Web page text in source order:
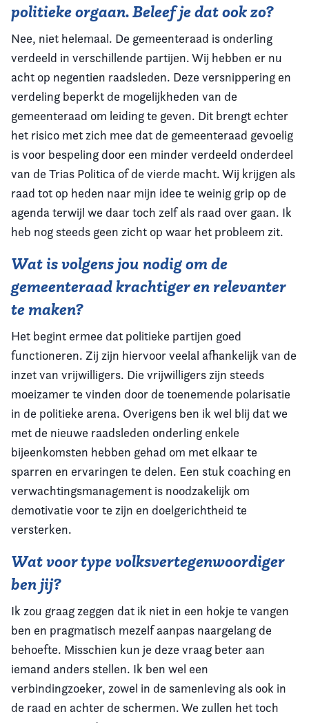
politieke orgaan. Beleef je dat ook zo?
Nee, niet helemaal. De gemeenteraad is onderling
verdeeld in verschillende partijen. Wij hebben er nu
acht op negentien raadsleden. Deze versnippering en
verdeling beperkt de mogelijkheden van de
gemeenteraad om leiding te geven. Dit brengt echter
het risico met zich mee dat de gemeenteraad gevoelig
is voor bespeling door een minder verdeeld onderdeel
van de Trias Politica of de vierde macht. Wij krijgen als
raad tot op heden naar mijn idee te weinig grip op de
agenda terwijl we daar toch zelf als raad over gaan. Ik
heb nog steeds geen zicht op waar het probleem zit.
Wat is volgens jou nodig om de
gemeenteraad krachtiger en relevanter
te maken?
Het begint ermee dat politieke partijen goed
functioneren. Zij zijn hiervoor veelal afhankelijk van de
inzet van vrijwilligers. Die vrijwilligers zijn steeds
moeizamer te vinden door de toenemende polarisatie
in de politieke arena. Overigens ben ik wel blij dat we
met de nieuwe raadsleden onderling enkele
bijeenkomsten hebben gehad om met elkaar te
sparren en ervaringen te delen. Een stuk coaching en
verwachtingsmanagement is noodzakelijk om
demotivatie voor te zijn en doelgerichtheid te
versterken.
Wat voor type volksvertegenwoordiger
ben jij?
Ik zou graag zeggen dat ik niet in een hokje te vangen
ben en pragmatisch mezelf aanpas naargelang de
behoefte. Misschien kun je deze vraag beter aan
iemand anders stellen. Ik ben wel een
verbindingzoeker, zowel in de samenleving als ook in
de raad en achter de schermen. We zullen het toch